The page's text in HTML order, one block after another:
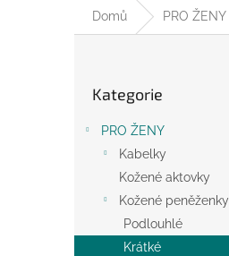
Domů PRO ŽENY
a
kategorie
Kategorie
PRO ŽENY
Kabelky
Kožené aktovky
Kožené peněženky
Podlouhlé
Krátké